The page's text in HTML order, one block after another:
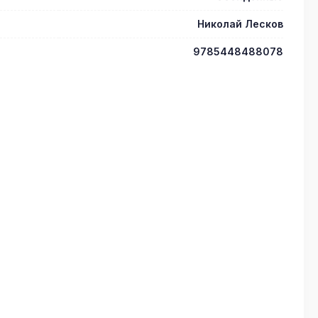
Николай Лесков
9785448488078